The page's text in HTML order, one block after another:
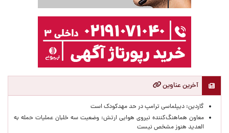
آخرین عناوین
گاردین: دیپلماسی ترامپ در حد مهدکودک است
معاون هماهنگ‌کننده نیروی هوایی ارتش: وضعیت سه خلبان عملیات حمله به
العدید هنوز مشخص نیست